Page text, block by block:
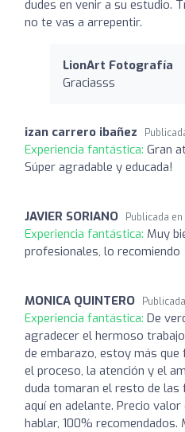
dudes en venir a su estudio.
no te vas a arrepentir.
LionArt Fotografía
Graciasss
izan carrero ibañez
Experiencia fantástica: Gran
Súper agradable y educada!
JAVIER SORIANO Publicada en
Experiencia fantástica: Muy
profesionales, lo recomiendo
MONICA QUINTERO
Experiencia fantástica: De
agradecer el hermoso
de embarazo, estoy más
el proceso, la atención y el
duda tomaran el resto de las
aquí en adelante. Precio
hablar, 100% recomendados.